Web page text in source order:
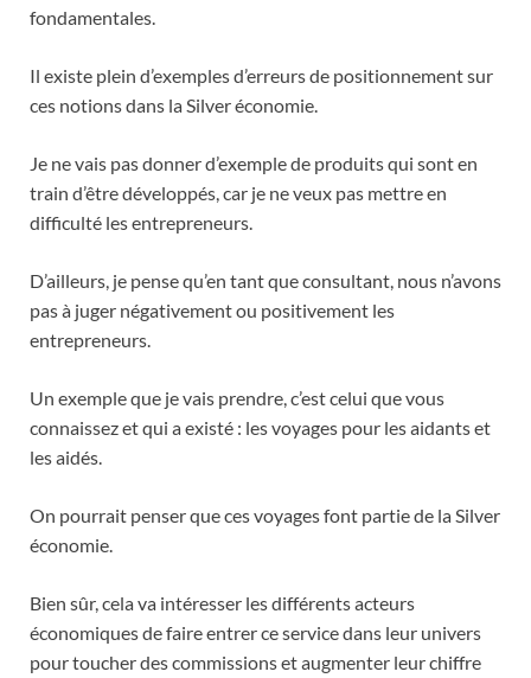
fondamentales.
Il existe plein d’exemples d’erreurs de positionnement sur
ces notions dans la Silver économie.
Je ne vais pas donner d’exemple de produits qui sont en
train d’être développés, car je ne veux pas mettre en
difficulté les entrepreneurs.
D’ailleurs, je pense qu’en tant que consultant, nous n’avons
pas à juger négativement ou positivement les
entrepreneurs.
Un exemple que je vais prendre, c’est celui que vous
connaissez et qui a existé : les voyages pour les aidants et
les aidés.
On pourrait penser que ces voyages font partie de la Silver
économie.
Bien sûr, cela va intéresser les différents acteurs
économiques de faire entrer ce service dans leur univers
pour toucher des commissions et augmenter leur chiffre